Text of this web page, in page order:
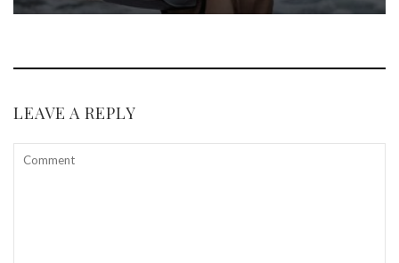
LEAVE A REPLY